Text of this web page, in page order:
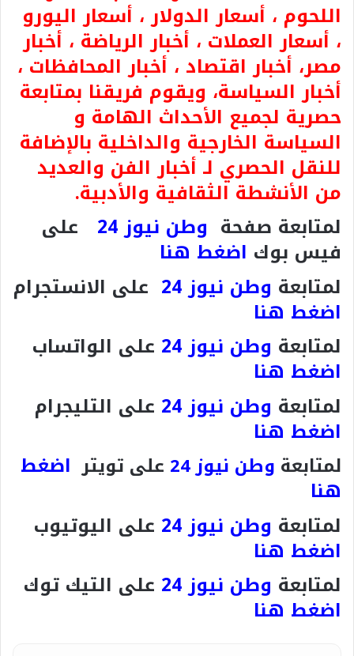
اللحوم ، أسعار الدولار ، أسعار اليورو
، أسعار العملات ، أخبار الرياضة ، أخبار
مصر، أخبار اقتصاد ، أخبار المحافظات ،
أخبار السياسة، ويقوم فريقنا بمتابعة
حصرية لجميع الأحداث الهامة و
السياسة الخارجية والداخلية بالإضافة
للنقل الحصري لـ أخبار الفن والعديد
من الأنشطة الثقافية والأدبية.
لمتابعة صفحة وطن نيوز 24 على
فيس بوك اضغط هنا
لمتابعة وطن نيوز 24 على الانستجرام
اضغط هنا
لمتابعة وطن نيوز 24 على الواتساب
اضغط هنا
لمتابعة وطن نيوز 24 على التليجرام
اضغط هنا
لمتابعة وطن نيوز 24 على تويتر اضغط
هنا
لمتابعة وطن نيوز 24 على اليوتيوب
اضغط هنا
لمتابعة وطن نيوز 24 على التيك توك
اضغط هنا